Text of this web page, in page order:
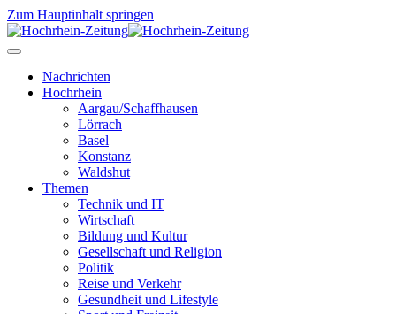
Zum Hauptinhalt springen
Nachrichten
Hochrhein
Aargau/Schaffhausen
Lörrach
Basel
Konstanz
Waldshut
Themen
Technik und IT
Wirtschaft
Bildung und Kultur
Gesellschaft und Religion
Politik
Reise und Verkehr
Gesundheit und Lifestyle